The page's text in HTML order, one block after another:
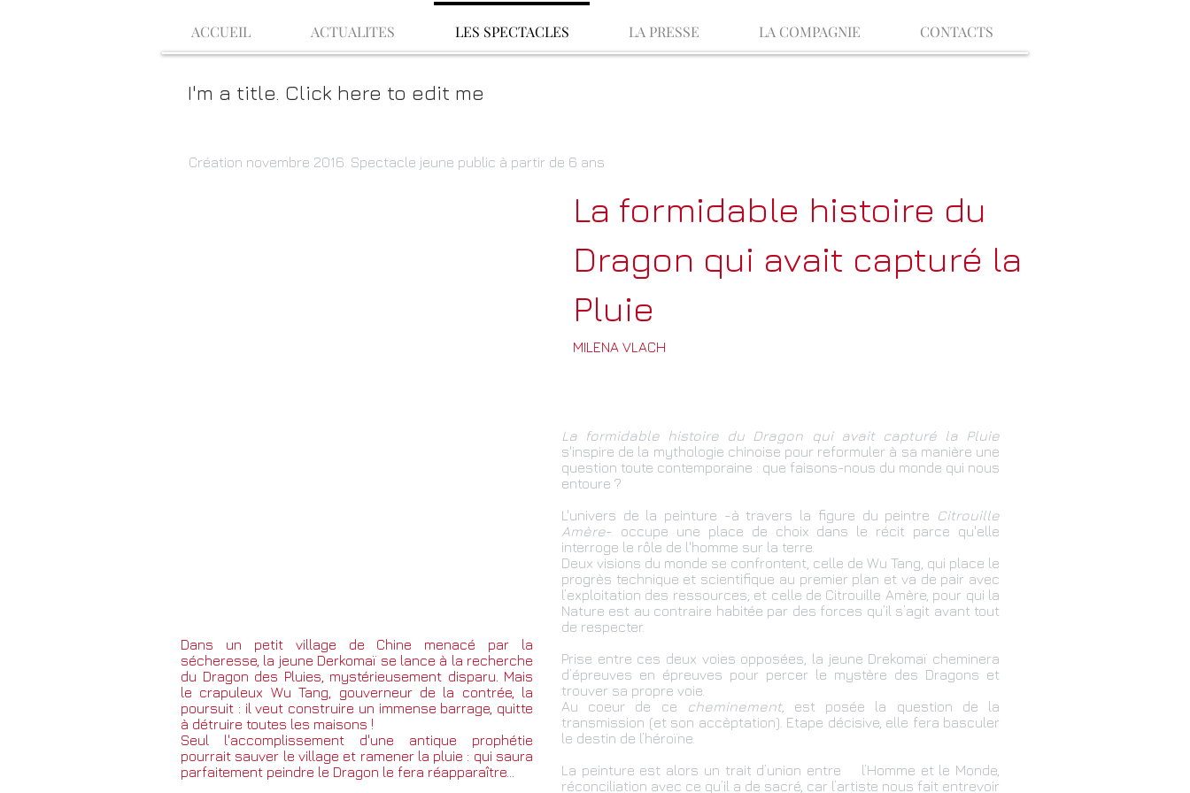
ACCUEIL ACTUALITES LES SPECTACLES LA PRESSE LA COMPAGNIE CONTACTS
I'm a title. Click here to edit me
La formidable histoire du
Dragon qui avait capturé la
Pluie
MILENA VLACH
​Création novembre 2016. Spectacle jeune public à partir de 6 ans
Dans un petit village de Chine menacé par la
sécheresse, la jeune Derkomaï se lance à la recherche
du Dragon des Pluies, mystérieusement disparu. Mais
le crapuleux Wu Tang, gouverneur de la contrée, la
poursuit : il veut construire un immense barrage, quitte
à détruire toutes les maisons !
Seul l'accomplissement d'une antique prophétie
pourrait sauver le village et ramener la pluie : qui saura
parfaitement peindre le Dragon le fera réapparaître…
La formidable histoire du Dragon qui avait capturé la Pluie
s'inspire de la mythologie chinoise pour reformuler à sa manière une
question toute contemporaine : que faisons-nous du monde qui nous
entoure ?
L'univers de la peinture -à travers la figure du peintre
Citrouille
Amère- occupe une place de choix dans le récit parce qu'elle
interroge le rôle de l'homme sur la terre.
Deux visions du monde se confrontent, celle de Wu Tang, qui place le
progrès technique et scientifique au premier plan et va de pair avec
l’exploitation des ressources; et celle de Citrouille Amère, pour qui la
Nature est au contraire habitée par des forces qu’il s’agit avant tout
de respecter.
Prise entre ces deux voies opposées, la jeune Drekomaï cheminera
d’épreuves en épreuves pour percer le mystère des Dragons et
trouver sa propre voie.
Au coeur de ce
cheminement,
est posée la question de la
transmission (et son accèptation). Etape décisive, elle fera basculer
le destin de l’héroïne.
La peinture est alors un trait d’union entre l’Homme et le Monde,
réconciliation avec ce qu’il a de sacré, car l’artiste nous fait entrevoir